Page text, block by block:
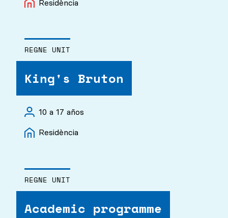
Residència
REGNE UNIT
King's Bruton
10 a 17 años
Residència
REGNE UNIT
Academic programme